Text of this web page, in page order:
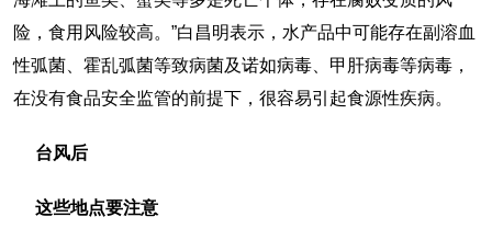
险，食用风险较高。”白昌明表示，水产品中可能存在副溶血
性弧菌、霍乱弧菌等致病菌及诺如病毒、甲肝病毒等病毒，
在没有食品安全监管的前提下，很容易引起食源性疾病。
台风后
这些地点要注意